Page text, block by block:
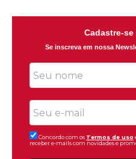
Cadastre-
Se inscreva em nossa
Concordo com os Termos de uso
receber e-mails com novidades e